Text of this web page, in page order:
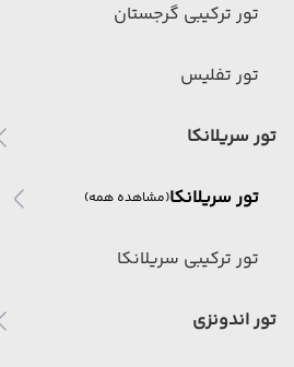
تور ترکیبی گرجستان
تور تفلیس
تور سریلانکا
تور سریلانکا(مشاهده همه)
تور ترکیبی سریلانکا
تور اندونزی